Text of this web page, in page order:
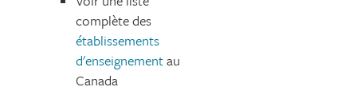
complète des
établissements
d'enseignementau
Canada